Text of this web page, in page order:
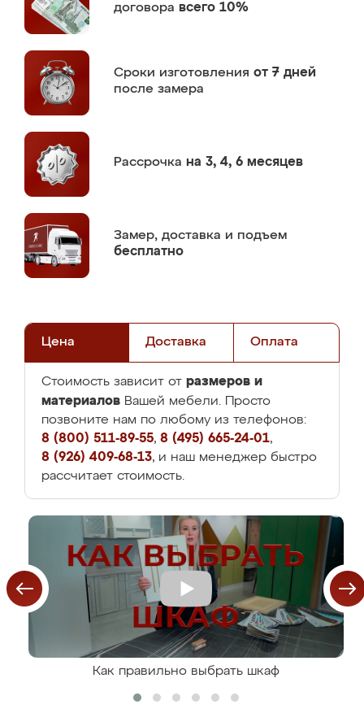
договора всего 10%
Сроки изготовления от 7 дней
после замера
Рассрочка на 3, 4, 6 месяцев
Замер, доставка и подъем
бесплатно
Цена Доставка Оплата
Стоимость зависит от размеров и
материалов Вашей мебели. Просто
позвоните нам по любому из телефонов:
8 (800) 511-89-55, 8 (495) 665-24-01,
8 (926) 409-68-13, и наш менеджер быстро
рассчитает стоимость.
Как правильно выбрать шкаф